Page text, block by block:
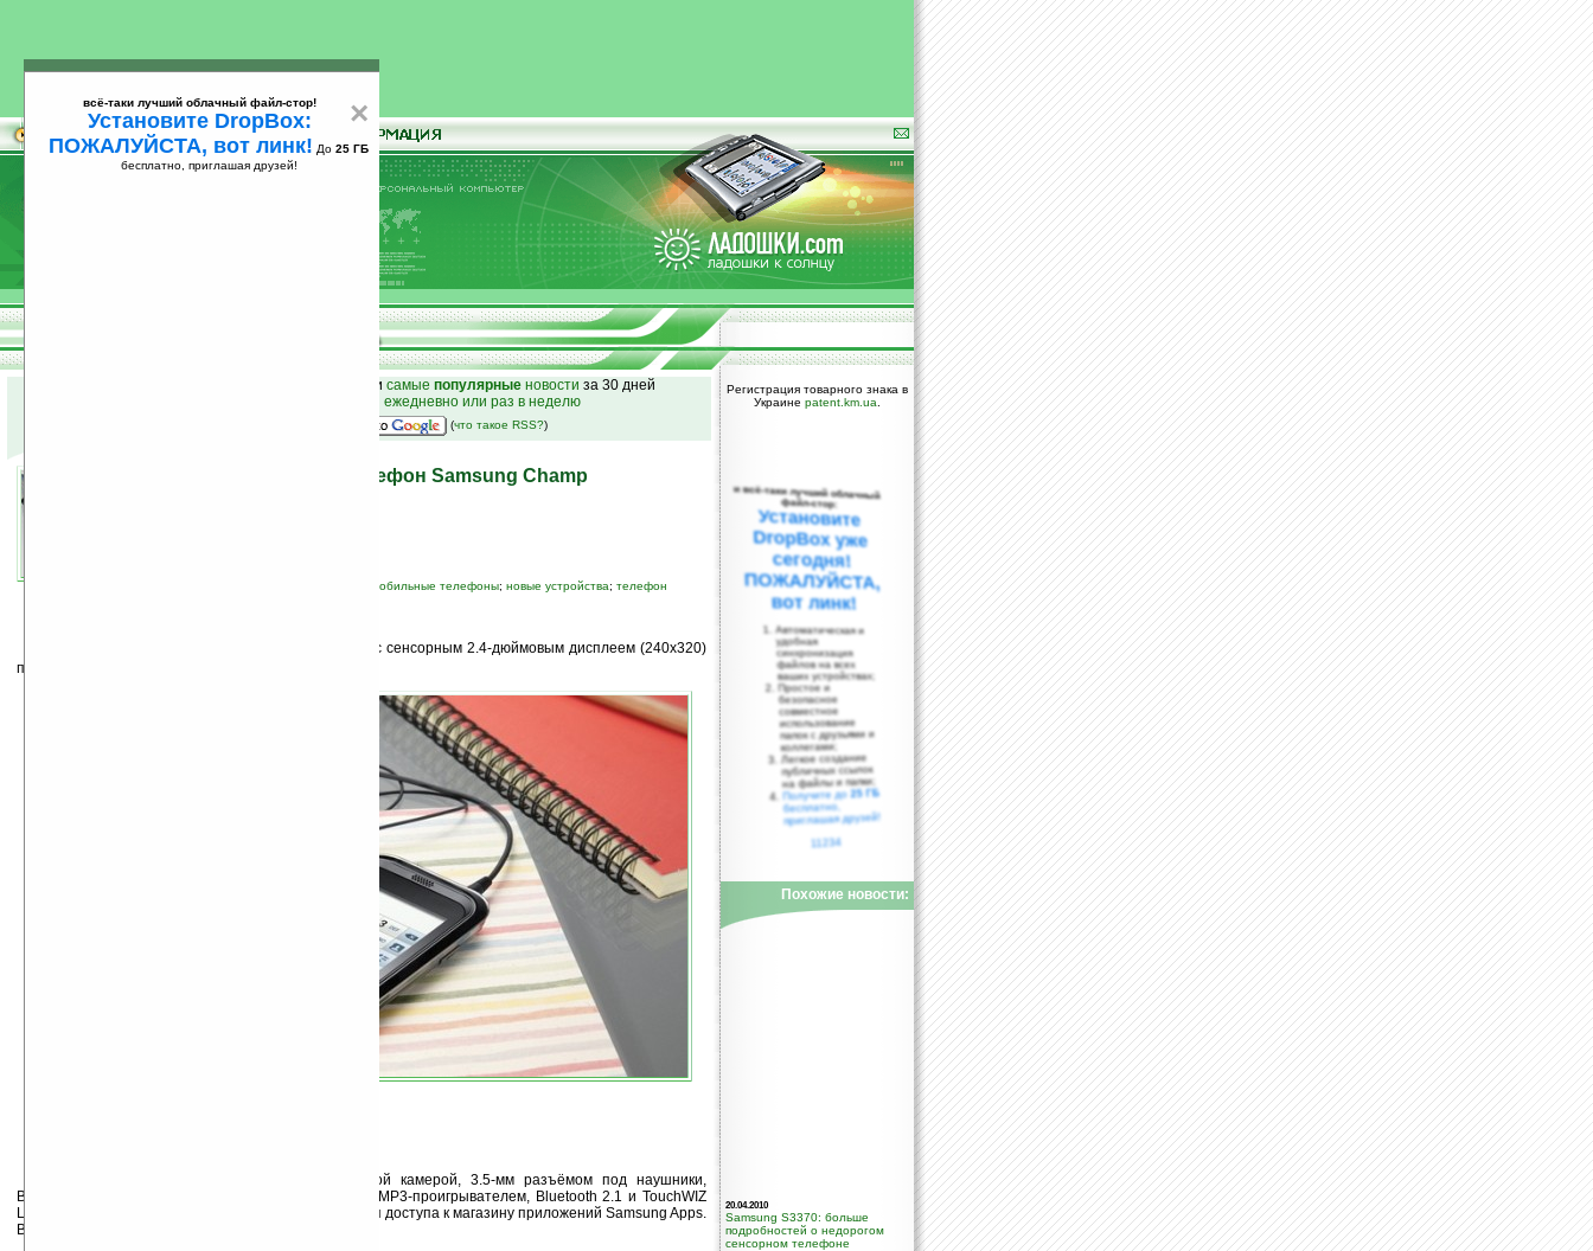
25
и самые популярные новости за 30 дней
на email ежедневно или раз в неделю
(что такое RSS?)
Дешевый сенсорный телефон Samsung Champ
мобильные телефоны; новые устройства; телефон
анонсировала телефон с сенсорным 2.4-дюймовым дисплеем (240х320)
под названием
Samsung Champ оснащён 1.3-мегапиксельной камерой, 3.5-мм разъёмом под наушники,
Bluetooth 2.1, слотом под microSD-карты (до 8 ГБ), MP3-проигрывателем, Bluetooth 2.1 и TouchWIZ
Lite с поддержкой виджетов. Присутствует клиент для доступа к магазину приложений Samsung Apps.
Время работы в режиме разговора — 12 часов.
Регистрация товарного знака в
Украине patent.km.ua
×
всё-таки лучший облачный файл-стор!
Установите DropBox:
ПОЖАЛУЙСТА, вот линк! До 25 ГБ
бесплатно, приглашая друзей!
и всё-таки лучший облачный
файл-стор:
Установите
DropBox уже
сегодня!
ПОЖАЛУЙСТА,
вот линк!
Автоматическая и
удобная
синхронизация
файлов на всех
ваших устройствах;
Простое и
безопасное
совместное
использование
папок с друзьями и
коллегами;
Легкое создание
публичных ссылок
на файлы и папки;
Получите до25 ГБ
бесплатно,
приглашая друзей!
11234
Похожие новости:
20.04.2010
Samsung S3370: больше
подробностей о недорогом
сенсорном телефоне